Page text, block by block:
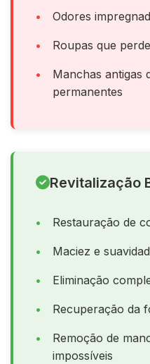
Odores
Roupas que
Manchas antigas
permanentes
Revitalização
Restauração de
Maciez e
Eliminação
Recuperação da
Remoção de
impossíveis